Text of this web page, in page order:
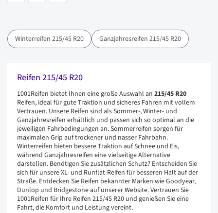
Winterreifen 215/45 R20 Ganzjahresreifen 215/45 R20
Reifen 215/45 R20
1001Reifen bietet Ihnen eine große Auswahl an 215/45 R20
Reifen, ideal für gute Traktion und sicheres Fahren mit vollem
Vertrauen. Unsere Reifen sind als Sommer-, Winter- und
Ganzjahresreifen erhältlich und passen sich so optimal an die
jeweiligen Fahrbedingungen an. Sommerreifen sorgen für
maximalen Grip auf trockener und nasser Fahrbahn.
Winterreifen bieten bessere Traktion auf Schnee und Eis,
während Ganzjahresreifen eine vielseitige Alternative
darstellen. Benötigen Sie zusätzlichen Schutz? Entscheiden Sie
sich für unsere XL- und Runflat-Reifen für besseren Halt auf der
Straße. Entdecken Sie Reifen bekannter Marken wie Goodyear,
Dunlop und Bridgestone auf unserer Website. Vertrauen Sie
1001Reifen für Ihre Reifen 215/45 R20 und genießen Sie eine
Fahrt, die Komfort und Leistung vereint.